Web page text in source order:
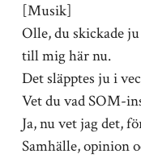
[Musik]
Olle, du skickade
till mig här nu.
Det släpptes ju i
Vet du vad SOM-
Ja, nu vet jag det,
Samhälle, opinion